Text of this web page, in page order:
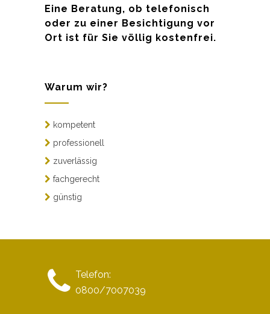
Eine Beratung, ob telefonisch
oder zu einer Besichtigung vor
Ort ist für Sie völlig kostenfrei.
Warum wir?
kompetent
professionell
zuverlässig
fachgerecht
günstig
Telefon:
0800/7007039